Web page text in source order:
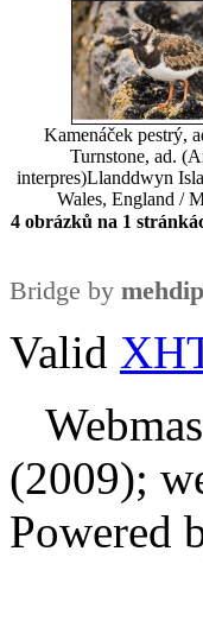
Kamenáček pestrý,
Turnstone, ad.
interpres)Llanddwyn
Wales, England /
4 obrázků na 1
Bridge by
Valid
(2009);
Powered